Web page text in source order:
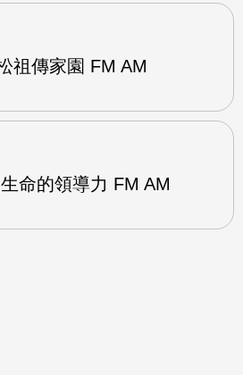
祖傳家園 FM AM
命的領導力 FM AM